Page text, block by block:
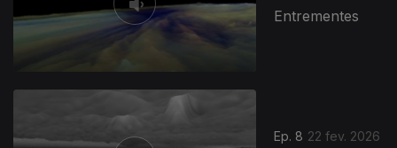
Entrementes
Ep. 8 22 fev. 2026